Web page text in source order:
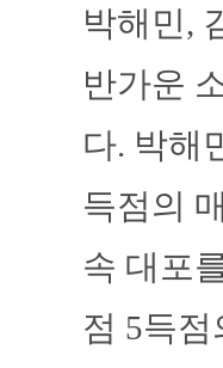
박해민,
반가운
다. 박해
득점의
속 대포
점 5득